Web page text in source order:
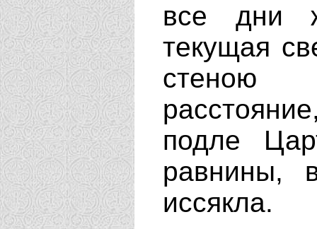
все дни
текущая
стеною
подле
равнины,
иссякла.